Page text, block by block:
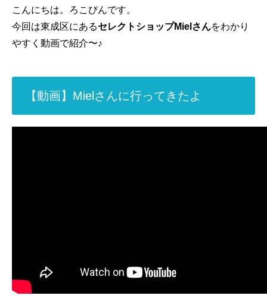
こんにちは。ろこぴんです。
今回は東成区にあるセレクトショップMielさんをわかり
やすく動画で紹介〜♪
【動画】Mielさんに行ってきたよ